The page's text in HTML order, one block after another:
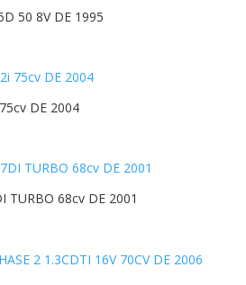
50 8V DE 1995
DE 2004
TURBO 68cv DE 2001